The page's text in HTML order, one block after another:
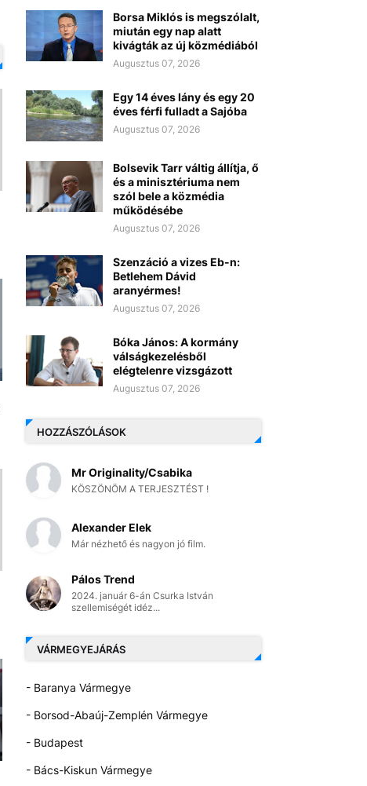
Borsa Miklós is megszólalt,
miután egy nap alatt
kivágták az új közmédiából
Augusztus 07, 2026
Egy 14 éves lány és egy 20
éves férfi fulladt a Sajóba
Augusztus 07, 2026
Bolsevik Tarr váltig állítja, ő
és a minisztériuma nem
szól bele a közmédia
működésébe
Augusztus 07, 2026
Szenzáció a vizes Eb-n:
Betlehem Dávid
aranyérmes!
Augusztus 07, 2026
Bóka János: A kormány
válságkezelésből
elégtelenre vizsgázott
Augusztus 07, 2026
HOZZÁSZÓLÁSOK
Mr Originality/Csabika
KÖSZÖNÖM A TERJESZTÉST !
Alexander Elek
Már nézhető és nagyon jó film.
Pálos Trend
2024. január 6-án Csurka István
szellemiségét idéz...
VÁRMEGYEJÁRÁS
- Baranya Vármegye
- Borsod-Abaúj-Zemplén Vármegye
- Budapest
- Bács-Kiskun Vármegye